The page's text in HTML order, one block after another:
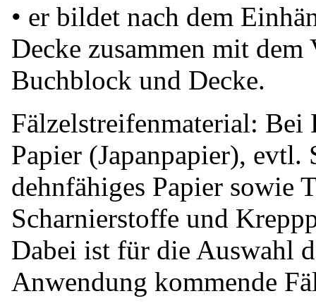
• er bildet nach dem
Decke zusammen mit dem
Buchblock und Decke.
Fälzelstreifenmaterial: Bei
Papier (Japanpapier),
dehnfähiges Papier sowie
Scharnierstoffe und
Dabei ist für die Auswahl
Anwendung kommende